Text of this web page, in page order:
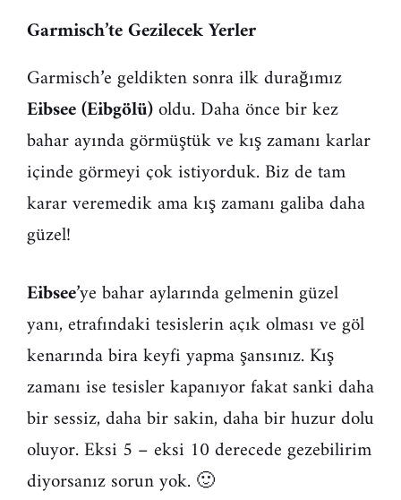
Garmisch’te Gezilecek Yerler
Garmisch’e geldikten sonra ilk durağımız
Eibsee (Eibgölü)oldu. Daha önce bir kez
bahar ayında görmüştük ve kış zamanı karlar
içinde görmeyi çok istiyorduk. Biz de tam
karar veremedik ama kış zamanı galiba daha
güzel!
Eibsee’ye bahar aylarında gelmenin güzel
yanı, etrafındaki tesislerin açık olması ve göl
kenarında bira keyfi yapma şansınız. Kış
zamanı ise tesisler kapanıyor fakat sanki daha
bir sessiz, daha bir sakin, daha bir huzur dolu
oluyor. Eksi 5 – eksi 10 derecede gezebilirim
diyorsanız sorun yok. 🙂